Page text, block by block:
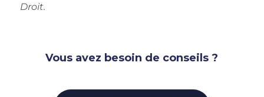
Droit.
Vous avez besoin de conseils ?